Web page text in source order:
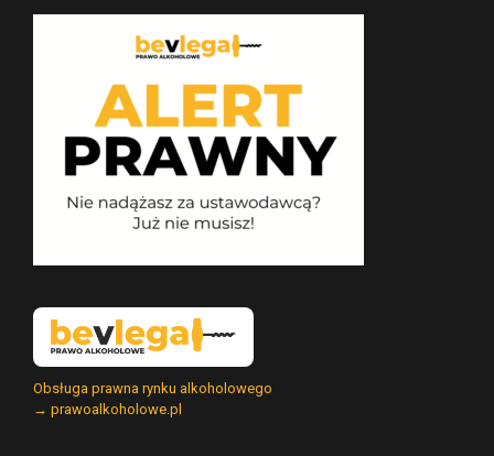
Obsługa prawna rynku alkoholowego
→ prawoalkoholowe.pl